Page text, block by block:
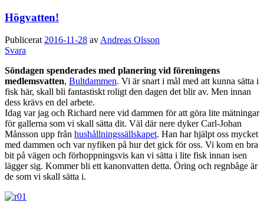
Högvatten!
Publicerat2016-11-28 avAndreas Olsson
Svara
Söndagen spenderades med planering vid föreningens
medlemsvatten, Bultdammen. Vi är snart i mål med att kunna sätta i
fisk här, skall bli fantastiskt roligt den dagen det blir av. Men innan
dess krävs en del arbete.
Idag var jag och Richard nere vid dammen för att göra lite mätningar
för gallerna som vi skall sätta dit. Väl där nere dyker Carl-Johan
Månsson upp från hushållningssällskapet. Han har hjälpt oss mycket
med dammen och var nyfiken på hur det gick för oss. Vi kom en bra
bit på vägen och förhoppningsvis kan vi sätta i lite fisk innan isen
lägger sig. Kommer bli ett kanonvatten detta. Öring och regnbåge är
de som vi skall sätta i.